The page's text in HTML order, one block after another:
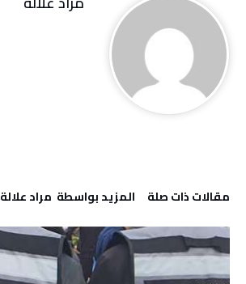
‫مقالات ذات صلة‬ ‫‫المزيد بواسطة‬ ‬ مراد علالة